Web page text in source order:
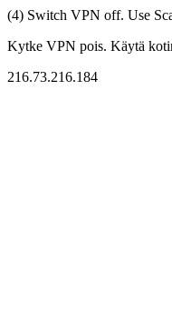
(4) Switch VPN off. Use
Kytke VPN pois. Käytä
216.73.216.184